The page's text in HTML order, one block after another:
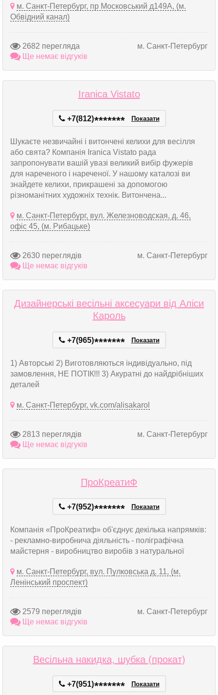
м. Санкт-Петербург, пр Московський д149А, (м.
Обвідний канал)
2682 перегляда
м. Санкт-Петербург
Ще немає відгуків
Iranica Vistato
+7(812)******* Показати
Шукаєте незвичайні і витончені келихи для весілля
або свята? Компанія Iranica Vistato рада
запропонувати вашій увазі великий вибір фужерів
для нареченого і нареченої. У нашому каталозі ви
знайдете келихи, прикрашені за допомогою
різноманітних художніх технік. Витончена...
м. Санкт-Петербург, вул. Железноводская, д. 46,
офіс 45, (м. Рибацьке)
2630 переглядів
м. Санкт-Петербург
Ще немає відгуків
Дизайнерські весільні аксесуари від Аліси
Кароль
+7(965)******* Показати
1) Авторські 2) Виготовляються індивідуально, під
замовлення, НЕ ПОТІК!!! 3) Акуратні до найдрібніших
деталей
м. Санкт-Петербург, vk.com/alisakarol
2813 переглядів
м. Санкт-Петербург
Ще немає відгуків
ПроКреатиФ
+7(952)******* Показати
Компанія «ПроКреатиф» об'єднує декілька напрямків:
- рекламно-виробнича діяльність - поліграфічна
майстерня - виробництво виробів з натуральної
м. Санкт-Петербург, вул. Пулковська д. 11, (м.
Ленінський проспект)
2579 переглядів
м. Санкт-Петербург
Ще немає відгуків
Весільна накидка, шубка (прокат)
+7(951)******* Показати